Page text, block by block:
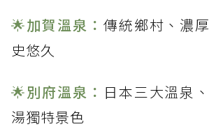
別府溫泉奢華住宿體驗！
延伸閱讀🔗
🌟加賀溫泉： 傳統鄉村、濃
史悠久
🌟別府溫泉： 日本三大溫泉
湯獨特景色